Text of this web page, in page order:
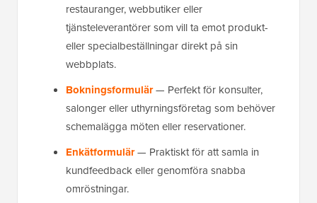
restauranger, webbutiker eller
tjänsteleverantörer som vill ta emot produkt-
eller specialbeställningar direkt på sin
webbplats.
Bokningsformulär— Perfekt för konsulter,
salonger eller uthyrningsföretag som behöver
schemalägga möten eller reservationer.
Enkätformulär— Praktiskt för att samla in
kundfeedback eller genomföra snabba
omröstningar.